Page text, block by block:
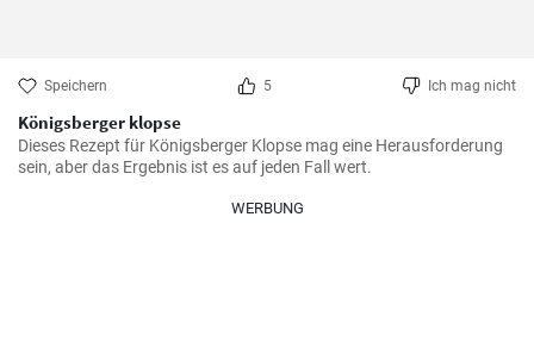
Speichern 5 Ich mag nicht
Königsberger klopse
Dieses Rezept für Königsberger Klopse mag eine Herausforderung
sein, aber das Ergebnis ist es auf jeden Fall wert.
WERBUNG